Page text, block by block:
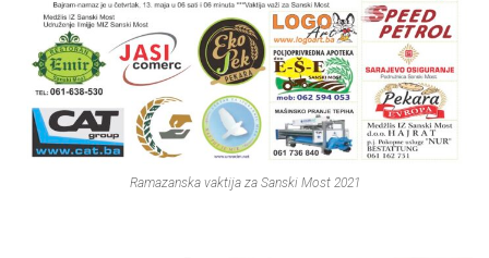
Ramazanska vaktija za Sanski Most 2021